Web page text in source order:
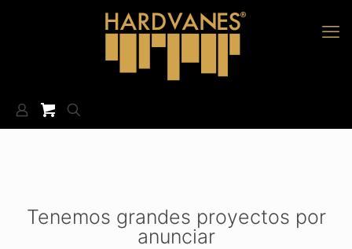
Tenemos grandes proyectos por
anunciar